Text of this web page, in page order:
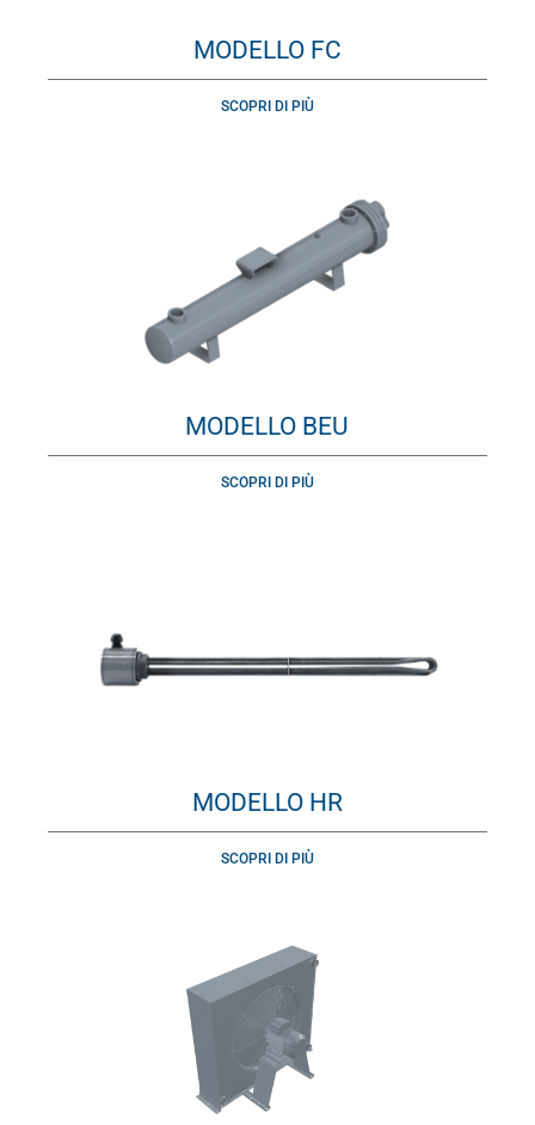
MODELLO FC
SCOPRI DI PIÙ
MODELLO BEU
SCOPRI DI PIÙ
MODELLO HR
SCOPRI DI PIÙ